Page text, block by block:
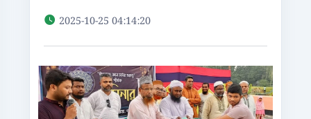
2025-10-25 04:14:20